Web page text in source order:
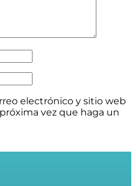
electrónico y sitio web
vez que haga un